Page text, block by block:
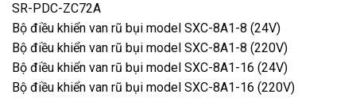
SR-PDC-ZC72A
Bộ điều khiển van rũ bụi model SXC-8A1-8 (24V)
Bộ điều khiển van rũ bụi model SXC-8A1-8 (220V)
Bộ điều khiển van rũ bụi model SXC-8A1-16 (24V)
Bộ điều khiển van rũ bụi model SXC-8A1-16 (220V)